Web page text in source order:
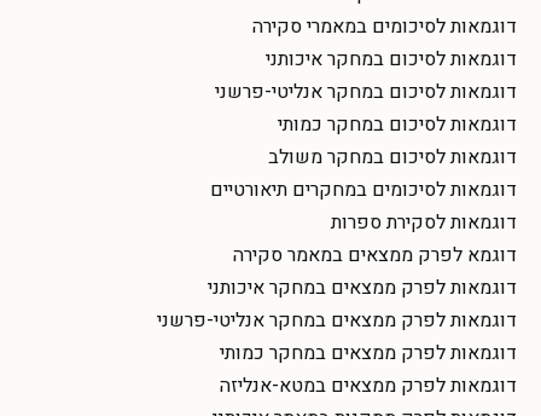
דוגמאות לסיכומים במאמרי סקירה
דוגמאות לסיכום במחקר איכותני
דוגמאות לסיכום במחקר אנליטי-פרשני
דוגמאות לסיכום במחקר כמותי
דוגמאות לסיכום במחקר משולב
דוגמאות לסיכומים במחקרים תיאורטיים
דוגמאות לסקירת ספרות
דוגמא לפרק ממצאים במאמר סקירה
דוגמאות לפרק ממצאים במחקר איכותני
דוגמאות לפרק ממצאים במחקר אנליטי-פרשני
דוגמאות לפרק ממצאים במחקר כמותי
דוגמאות לפרק ממצאים במטא-אנליזה